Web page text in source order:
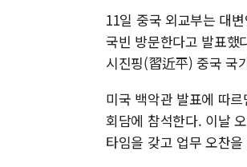
11일 중국 외교부는 대
국빈 방문한다고 발표했
시진핑(習近平) 중국 국
미국 백악관 발표에 따
회담에 참석한다. 이날
타임을 갖고 업무 오찬